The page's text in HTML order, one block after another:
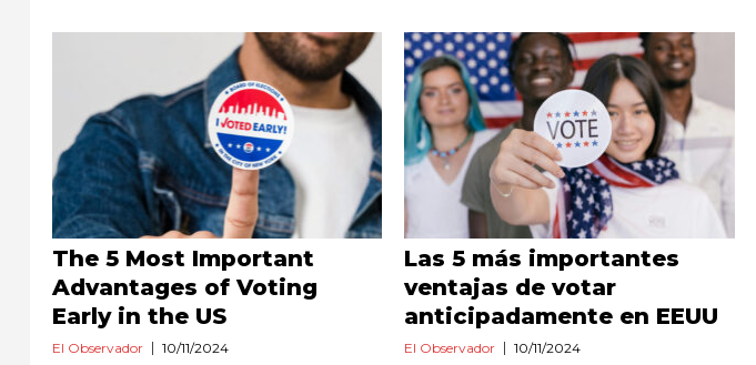
The 5 Most Important
Advantages of Voting
Early in the US
El Observador 10/11/2024
Las 5 más importantes
ventajas de votar
anticipadamente en EEUU
El Observador 10/11/2024